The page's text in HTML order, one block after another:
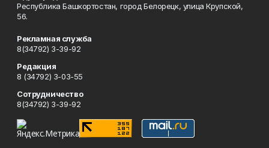
Республика Башкортостан, город Белорецк, улица Крупской,
56.
Рекламная служба
8(34792) 3-39-92
Редакция
8 (34792) 3-03-55
Сотрудничество
8(34792) 3-39-92